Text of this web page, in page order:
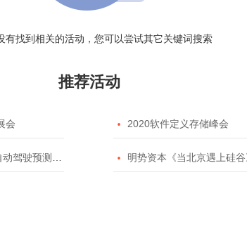
有找到相关的活动，您可以尝试其它关键词搜索
推荐活动
会  2020软件定义存储峰会
测模型挑战赛  明势资本《当北京遇上硅谷》系列